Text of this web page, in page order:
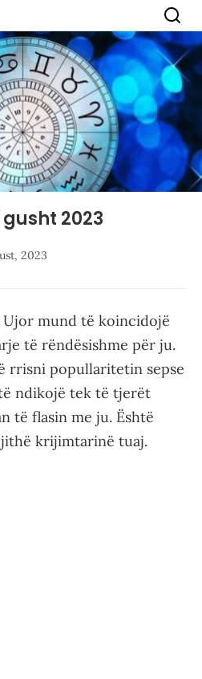
2023
2023
Ujor mund të koincidojë
të rëndësishme për ju.
rrisni popullaritetin sepse
ndikojë tek të tjerët
të flasin me ju. Është
krijimtarinë tuaj.